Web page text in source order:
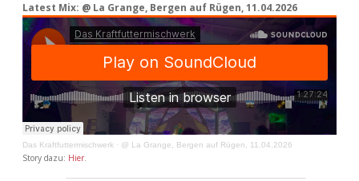
Latest Mix: @ La Grange, Bergen auf Rügen, 11.04.2026
Das Kraftfuttermischwerk · @ La Grange, Bergen auf Rügen, 11.04.2026
Story dazu: Hier.